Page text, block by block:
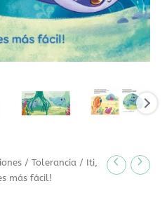
/Tolerancia / Iti,
más fácil!